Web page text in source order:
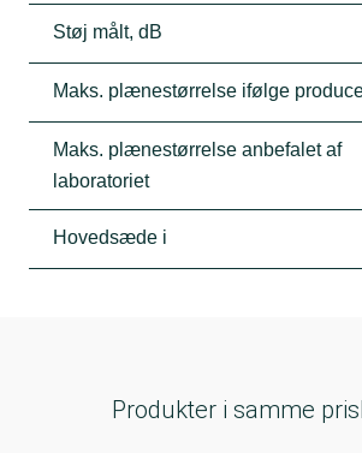
Støj målt, dB
Maks. plænestørrelse ifølge
Maks. plænestørrelse anbefalet af
laboratoriet
Hovedsæde i
Produkter i samme